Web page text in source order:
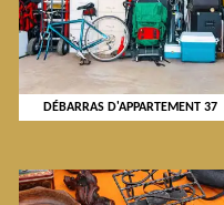
DÉBARRAS D'APPARTEMENT 37